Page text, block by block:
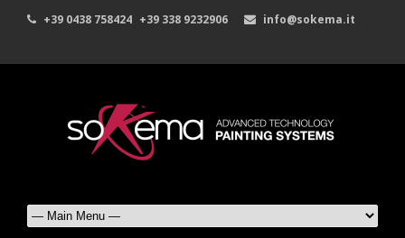
+39 0438 758424 +39 338 9232906 info@sokema.it